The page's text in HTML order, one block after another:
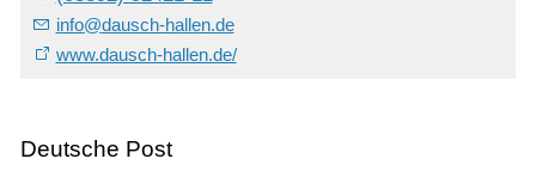
info@dausch-hallen.de
www.dausch-hallen.de/
Deutsche Post